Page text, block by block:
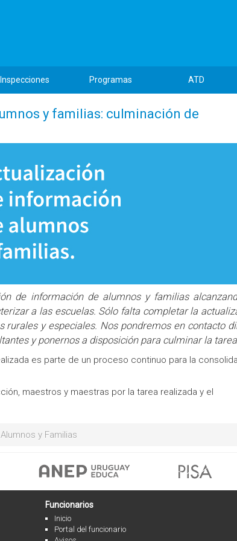
Inspecciones Programas ATD
y familias: culminación de
de información de alumnos y familias
a las escuelas. Sólo falta completar la
rurales y especiales. Nos pondremos en contacto
y ponernos a disposición para culminar la
es parte de un proceso continuo para la
maestros y maestras por la tarea realizada y el
y Familias
Funcionarios
Inicio
Portal del funcionario